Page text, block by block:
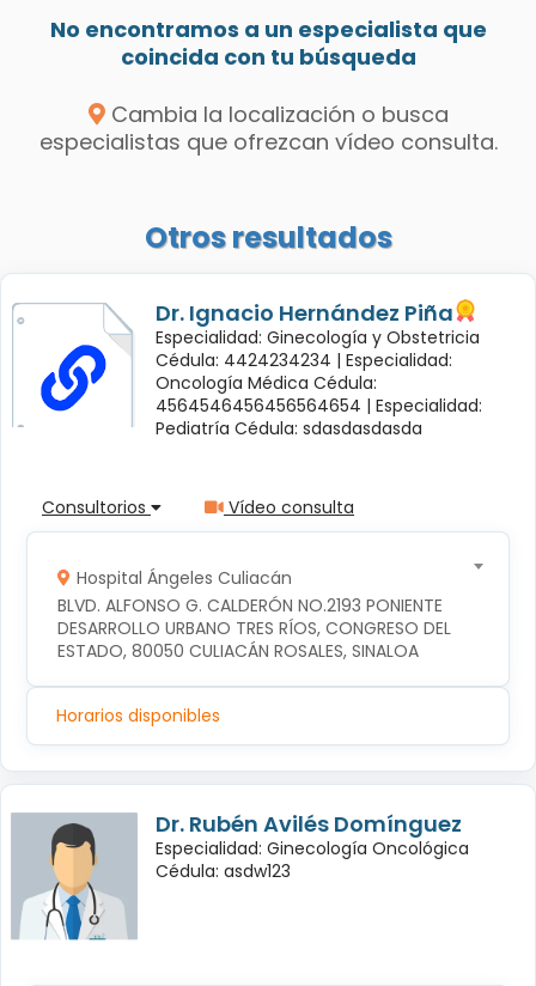
No encontramos a un especialista que
coincida con tu búsqueda
Cambia la localización o busca
especialistas que ofrezcan vídeo consulta.
Otros resultados
Dr. Ignacio Hernández Piña
Especialidad: Ginecología y Obstetricia
Cédula: 4424234234 | Especialidad:
Oncología Médica Cédula:
4564546456456564654 | Especialidad:
Pediatría Cédula: sdasdasdasda
Consultorios Vídeo consulta
Hospital Ángeles Culiacán
BLVD. ALFONSO G. CALDERÓN NO.2193 PONIENTE
DESARROLLO URBANO TRES RÍOS, CONGRESO DEL
ESTADO, 80050 CULIACÁN ROSALES, SINALOA
Horarios disponibles
Dr. Rubén Avilés Domínguez
Especialidad: Ginecología Oncológica
Cédula: asdw123